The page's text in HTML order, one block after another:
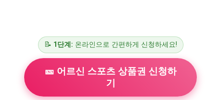
📝 1단계: 온라인으로 간편하게 신청하세요!
🎫 어르신 스포츠 상품권 신청하
기